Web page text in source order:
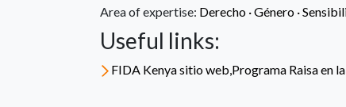
Area of expertise: Derecho ·Género ·
Useful links:
FIDA Kenya sitio web,Programa Raisa en